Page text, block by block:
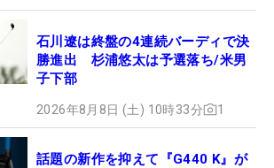
石川遼は終盤の4連続バーディで決
勝進出 杉浦悠太は予選落ち/米男
子下部
2026年8月8日 (土) 10時33分 1
話題の新作を抑えて『G440 K』が